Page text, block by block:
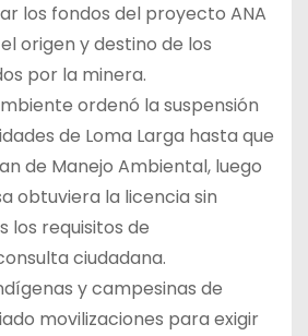
los fondos del proyecto ANA
origen y destino de los
por la minera.
ordenó la suspensión
de Loma Larga hasta que
de Manejo Ambiental, luego
obtuviera la licencia sin
los requisitos de
ciudadana.
y campesinas de
movilizaciones para exigir